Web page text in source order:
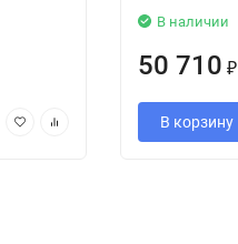
В наличии
50 710 ₽
В корзину